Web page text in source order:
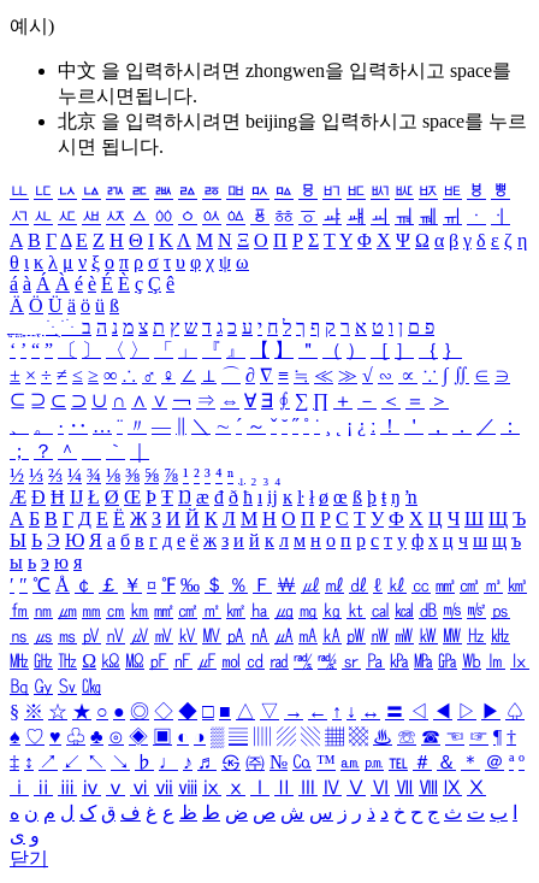
예시)
中文 을 입력하시려면 zhongwen을 입력하시고 space를
누르시면됩니다.
北京 을 입력하시려면 beijing을 입력하시고 space를 누르
시면 됩니다.
ㅥ ㅦ ㅧ ㅨ ㅩ ㅪ ㅫ ㅬ ㅭ ㅮ ㅯ ㅰ ㅱ ㅲ ㅳ ㅴ ㅵ ㅶ ㅷ ㅸ
ㅹ
ㅺ ㅻ ㅼ ㅽ ㅾ ㅿ ㆀ ㆁ ㆂ ㆃ ㆄ ㆅ ㆆ ㆇ ㆈ ㆉ ㆊ ㆋ ㆌ ㆍ
ㆎ
Α Β ΓΔ Ε Ζ Η Θ Ι ΚΛ Μ Ν Ξ Ο Π Ρ Σ ΤΥ Φ Χ Ψ Ω α β γ δ ε ζ η
θ ι κ λ μ ν ξ ο π ρ σ τ υ φ χ ψ ω
á à Á À é è É È ç Ç ê
Ä Ö Ü ä ö ü ß
ִֶֹ ֻּ ׁׂ פ ם ן ו ט א ר ק ף ך ל ח י ע כ ג ד ש ץ ת צ מ נ ה ב
‘ ’ “ ” 〔 〕 〈 〉 「 」 『 』 【 】 ＂ （ ） ［ ］ ｛ ｝
± × ÷ ≠ ≤ ≥ ∞ ∴ ♂ ♀ ∠ ⊥ ⌒ ∂ ∇ ≡ ≒ ≪ ≫ √ ∽ ∝ ∵ ∫ ∬ ∈ ∋
⊆ ⊇ ⊂ ⊃ ∪ ∩ ∧ ∨ ￢ ⇒ ⇔ ∀ ∃ ∮ ∑ ∏ ＋ － ＜ ＝
＞
、
。 · ‥ … ¨ 〃 ― ＼ ∼ ´ ～ ˇ ˘ ˝ ˚ ˙ ¸ ¡ ¿ ː ！ ＇ ， ． ／
：
；
？ ＾ ｀
½ ⅓ ⅔ ¼ ¾ ⅛ ⅜ ⅝ ⅞ ¹ ² ³ ⁴ ⁿ ₁ ₂ ₃ ₄
Æ Ð Ħ Ĳ Ł Ø Œ Þ Ŧ Ŋ æ đ ð ħ ı ĳ ĸ ŀ ł ø œ ß þ ŧ ŋ ŉ
А Б В Г Д Е Ё Ж З И Й К Л М Н О П Р С Т У Ф Х Ц Ч Ш Щ Ъ
Ы Ь Э Ю Я а б в г д е ё ж з и й к л м н о п р с т у ф х ц ч ш щ ъ
ы ь э ю я
′ ″ ℃ Å ￠ ￡ ￥ ¤ ℉ ‰ ＄ ％ Ｆ ￦ ㎕ ㎖ ㎗ ℓ ㎘ ㏄ ㎣ ㎤ ㎥ ㎦
㎙ ㎚ ㎛ ㎜ ㎝ ㎞ ㎟ ㎠ ㎡ ㎢ ㏊ ㎍ ㎎ ㎏ ㏏ ㎈ ㎉ ㏈ ㎧ ㎨ ㎰
㎱ ㎲ ㎳ ㎴ ㎵ ㎶ ㎷ ㎸ ㎹ ㎀ ㎁ ㎂ ㎃ ㎄ ㎺ ㎻ ㎽ ㎾ ㎿ ㎐ ㎑
㎒ ㎓ ㎔ Ω ㏀ ㏁ ㎊ ㎋ ㎌ ㏖ ㏅ ㎭ ㎮ ㎯ ㏛ ㎩ ㎪ ㎫ ㎬ ㏝ ㏐
㏓
㏃ ㏉ ㏜ ㏆
§ ※ ☆ ★ ○ ● ◎ ◇ ◆ □ ■ △ ▽ → ← ↑ ↓ ↔ 〓 ◁ ◀ ▷ ▶ ♤
♠ ♡ ♥ ♧ ♣ ⊙ ◈ ▣ ◐ ◑ ▒ ▤ ▨ ▧ ▦ ▩ ♨ ☏ ☎ ☜ ☞ ¶ †
‡ ↕ ↗ ↙ ↖ ↘ ♭ ♩ ♪ ♬ ㉿ ㈜ № ㏇ ™ ㏂ ㏘ ℡ ＃ ＆ ＊ ＠ ª º
ⅰ
ⅱ ⅲ ⅳ ⅴ ⅵ ⅶ ⅷ ⅸ ⅹ Ⅳ Ⅴ Ⅵ Ⅶ Ⅷ Ⅸ Ⅹ
ب ت ث ج ح خ د ذ ر ز س ش ص ض ط ظ ع غ ف ق ک ل م ن ه
و ی
닫기